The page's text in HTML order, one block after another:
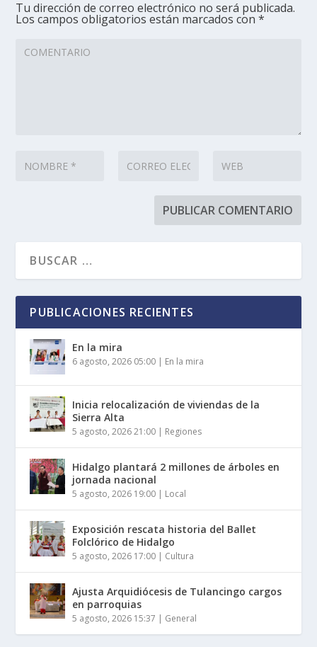
Tu dirección de correo electrónico no será publicada.
Los campos obligatorios están marcados con*
PUBLICACIONES RECIENTES
En la mira
6 agosto, 2026 05:00 | En la mira
Inicia relocalización de viviendas de la
Sierra Alta
5 agosto, 2026 21:00 | Regiones
Hidalgo plantará 2 millones de árboles en
jornada nacional
5 agosto, 2026 19:00 | Local
Exposición rescata historia del Ballet
Folclórico de Hidalgo
5 agosto, 2026 17:00 | Cultura
Ajusta Arquidiócesis de Tulancingo cargos
en parroquias
5 agosto, 2026 15:37 | General